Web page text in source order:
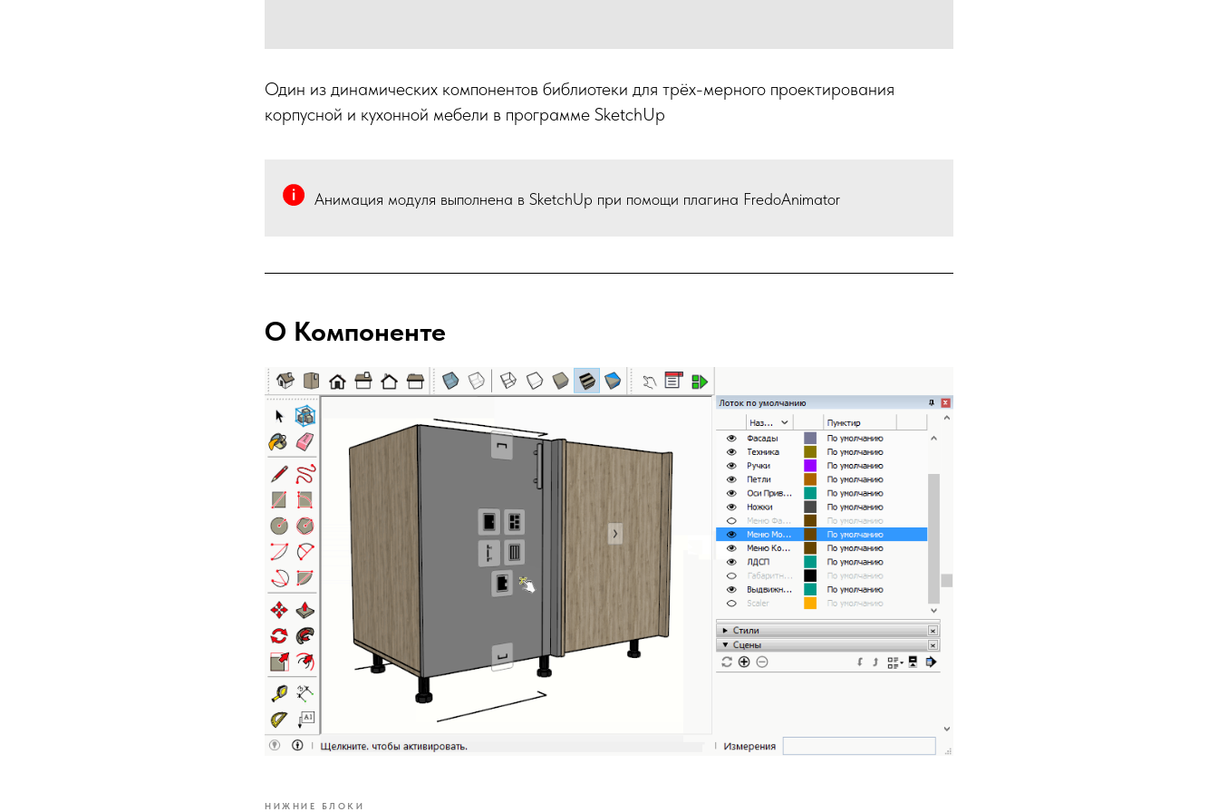
Один из динамических компонентов библиотеки для трёх-мерного проектирования
корпусной и кухонной мебели в программе SketchUp
Анимация модуля выполнена в SketchUp при помощи плагина FredoAnimator
О Компоненте
НИЖНИЕ БЛОКИ